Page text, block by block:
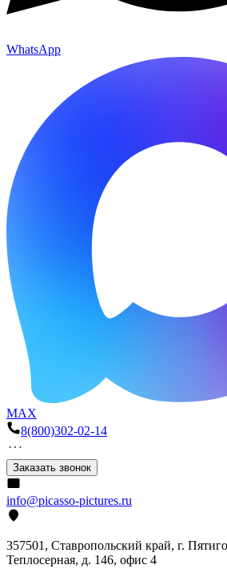
WhatsApp
MAX
8(800)302-02-14
Заказать звонок
info@picasso-pictures.ru
357501, Ставропольский край, г.
Теплосерная, д. 146, офис 4